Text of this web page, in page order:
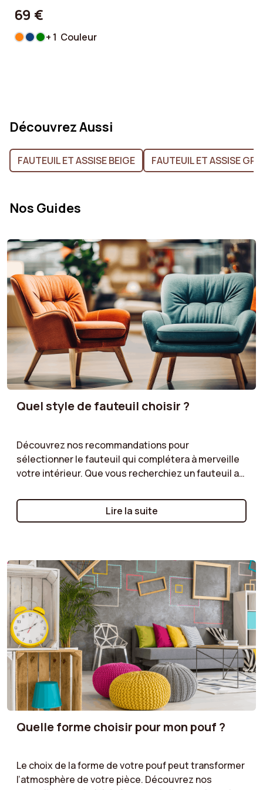
69 €
+ 1 Couleur
Découvrez Aussi
FAUTEUIL ET ASSISE BEIGE FAUTEUIL ET ASSISE
Nos Guides
Quel style de fauteuil choisir ?
Découvrez nos recommandations pour
sélectionner le fauteuil qui complétera à merveille
votre intérieur. Que vous recherchiez un fauteuil au
caractère, ou un fauteuil classique intemporel,
nous vous guidons à travers les critères essentiels
Lire la suite
Quelle forme choisir pour mon pouf ?
Le choix de la forme de votre pouf peut transformer
l’atmosphère de votre pièce. Découvrez nos